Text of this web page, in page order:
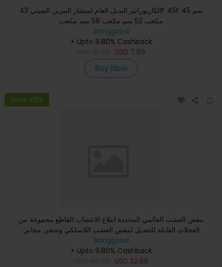
الكاربوراتير البديل العام لمنشار البنزين الصيني 43F 45F 45 سم
مكعب 52 سم مكعب 58 سم مكعب
Banggood
+ Upto 9.80% Cashback
USD 7.99
Buy Now
Save 40%
مقص العشب العالمي المحددة ابتلاع الاعشاب القاطع مجموعة من
العجلات القابلة للتعديل لمقص العشب اللاسلكي وشحن مجاني
Banggood
+ Upto 9.80% Cashback
USD 32.99